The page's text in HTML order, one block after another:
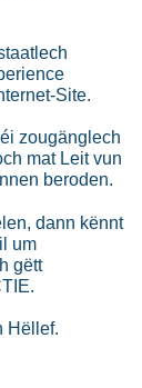
Site.
zougänglech
mat Leit vun
beroden.
dann kënnt
um
gëtt
Hëllef.